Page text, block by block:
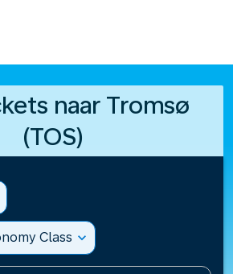
naar Tromsø
(TOS)
Class expand_more